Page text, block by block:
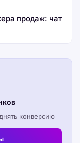
продаж: чат
конверсию